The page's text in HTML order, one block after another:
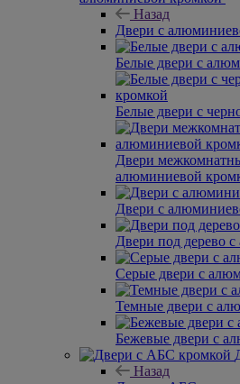
Назад
Двери с
Белые двери с
Белые двери с
Двери
алюминиевой
Двери с
Двери под дерево
Серые двери с
Темные двери с
Бежевые двери с
Назад